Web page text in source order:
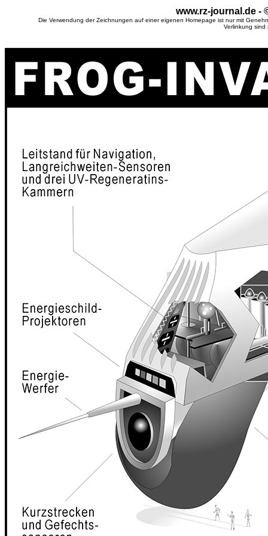
www.rz-journal.de -
Die Verwendung der Zeichnungen auf einer eigenen Homepage ist nur mit
Verlinkung sind